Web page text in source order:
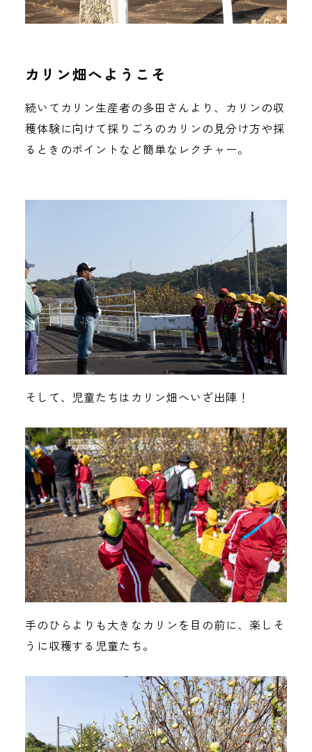
カリン畑へようこそ
続いてカリン生産者の多田さんより、カリンの収
穫体験に向けて採りごろのカリンの見分け方や採
るときのポイントなど簡単なレクチャー。
そして、児童たちはカリン畑へいざ出陣！
手のひらよりも大きなカリンを目の前に、楽しそ
うに収穫する児童たち。